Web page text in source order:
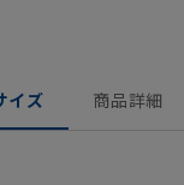
イズ 商品詳細